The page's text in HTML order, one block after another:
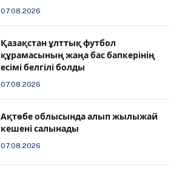
07.08.2026
Қазақстан ұлттық футбол
құрамасының жаңа бас бапкерінің
есімі белгілі болды
07.08.2026
Ақтөбе облысында алып жылыжай
кешені салынады
07.08.2026